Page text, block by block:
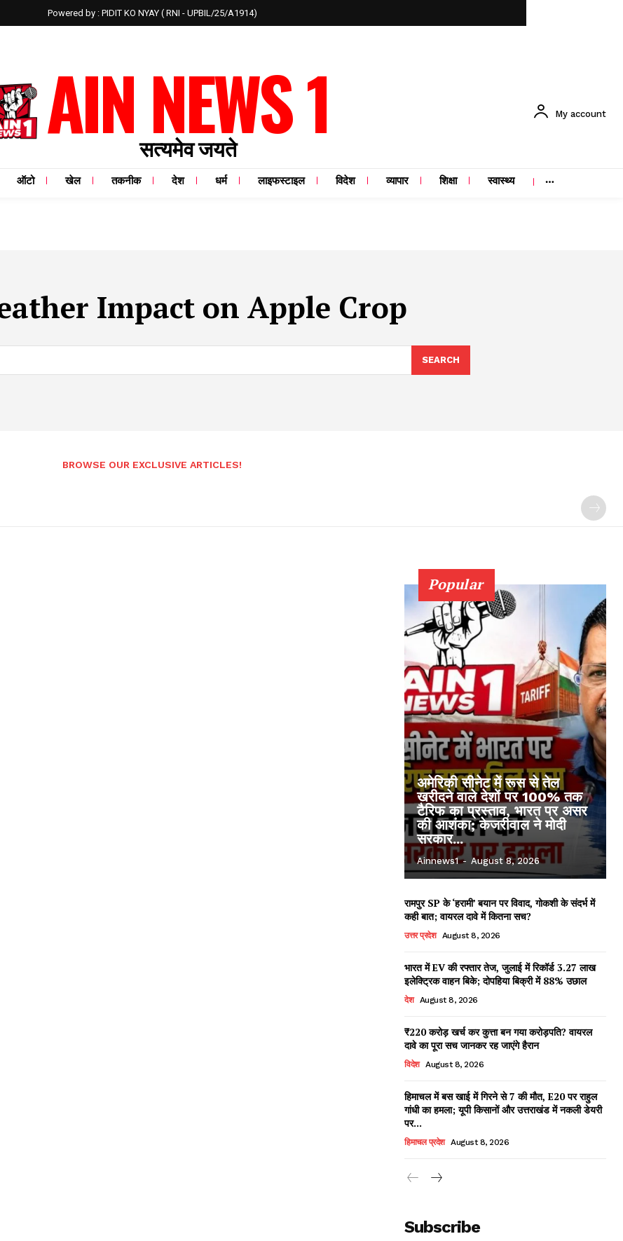
Powered by : PIDIT KO NYAY ( RNI - UPBIL/25/A1914)
AIN NEWS 1
सत्यमेव जयते
My account
ऑटो खेल तकनीक देश धर्म लाइफस्टाइल विदेश व्यापार शिक्षा स्वास्थ्य
Impact on Apple Crop
SEARCH
BROWSE OUR EXCLUSIVE ARTICLES!
Popular
अमेरिकी सीनेट में रूस से तेल
खरीदने वाले देशों पर 100% तक
टैरिफ का प्रस्ताव, भारत पर असर
की आशंका; केजरीवाल ने मोदी
सरकार...
Ainnews1 - August 8, 2026
रामपुर SP के ‘हरामी’ बयान पर विवाद, गोकशी के संदर्भ में
कही बात; वायरल दावे में कितना सच?
उत्तर प्रदेश August 8, 2026
भारत में EV की रफ्तार तेज, जुलाई में रिकॉर्ड 3.27 लाख
इलेक्ट्रिक वाहन बिके; दोपहिया बिक्री में 88% उछाल
देश August 8, 2026
₹220 करोड़ खर्च कर कुत्ता बन गया करोड़पति? वायरल
दावे का पूरा सच जानकर रह जाएंगे हैरान
विदेश August 8, 2026
हिमाचल में बस खाई में गिरने से 7 की मौत, E20 पर राहुल
गांधी का हमला; यूपी किसानों और उत्तराखंड में नकली डेयरी
पर...
हिमाचल प्रदेश August 8, 2026
Subscribe